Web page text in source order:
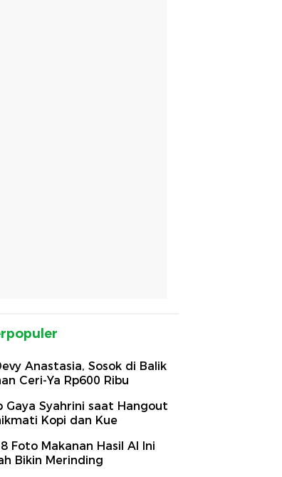
Anastasia, Sosok di Balik
Ceri-Ya Rp600 Ribu
Gaya Syahrini saat Hangout
Kopi dan Kue
8 Foto Makanan Hasil AI Ini
Bikin Merinding